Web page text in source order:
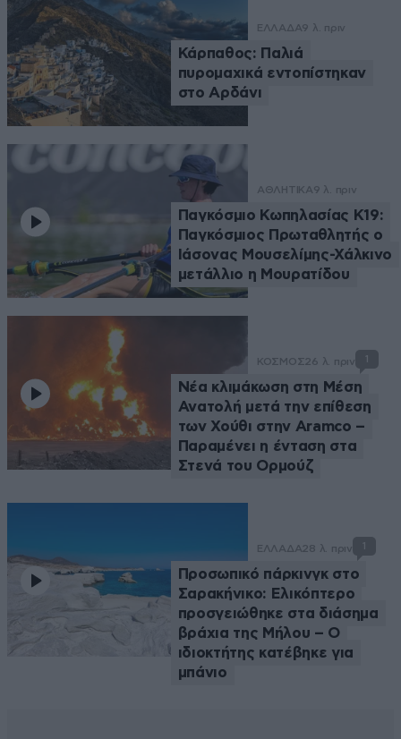
ΕΛΛΑΔΑ9 λ. πριν
Κάρπαθος: Παλιά
πυρομαχικά εντοπίστηκαν
στο Αρδάνι
ΑΘΛΗΤΙΚΑ9 λ. πριν
Παγκόσμιο Κωπηλασίας Κ19:
Παγκόσμιος Πρωταθλητής ο
Ιάσονας Μουσελίμης-Χάλκινο
μετάλλιο η Μουρατίδου
ΚΟΣΜΟΣ26 λ. πριν 1
Νέα κλιμάκωση στη Μέση
Ανατολή μετά την επίθεση
των Χούθι στην Aramco –
Παραμένει η ένταση στα
Στενά του Ορμούζ
ΕΛΛΑΔΑ28 λ. πριν 1
Προσωπικό πάρκινγκ στο
Σαρακήνικο: Ελικόπτερο
προσγειώθηκε στα διάσημα
βράχια της Μήλου – Ο
ιδιοκτήτης κατέβηκε για
μπάνιο